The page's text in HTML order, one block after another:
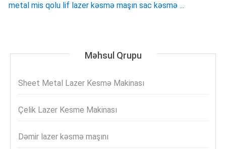
metal mis qolu lif lazer kəsmə maşın sac kəsmə ...
Məhsul Qrupu
Sheet Metal Lazer Kesmə Makinası
Çelik Lazer Kesme Makinası
Dəmir lazer kəsmə maşını